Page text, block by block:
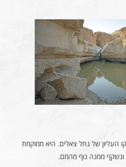
העליון של נחל צאלים. היא ממוקמת